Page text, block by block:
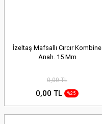
İzeltaş Mafsallı Cırcır Kombine
Anah. 15 Mm
0,00 TL
0,00 TL %25